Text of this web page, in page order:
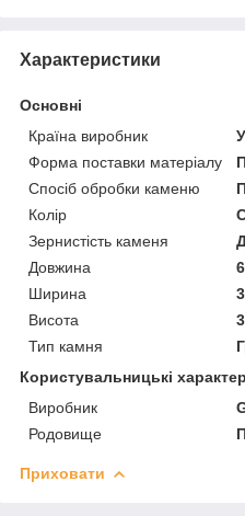
Характеристики
Основні
Країна виробник
Форма поставки матеріалу
Спосіб обробки каменю
Колір
Зернистість каменя
Довжина
Ширина
Висота
Тип камня
Користувальницькі
Виробник
Родовище
Приховати